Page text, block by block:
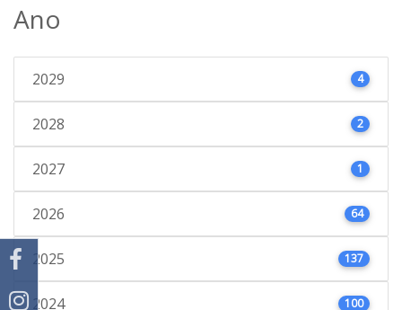
Ano
2029 4
2028 2
2027 1
2026 64
2025 137
2024 100